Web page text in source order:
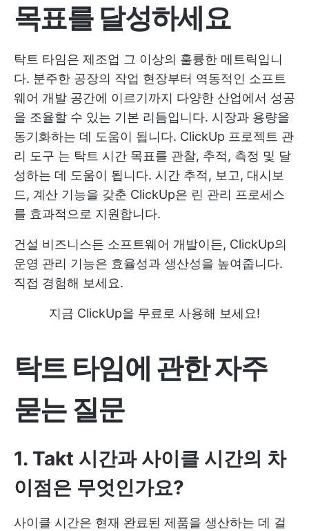
목표를 달성하세요
탁트 타임은 제조업 그 이상의 훌륭한 메트릭입니
다. 분주한 공장의 작업 현장부터 역동적인 소프트
웨어 개발 공간에 이르기까지 다양한 산업에서 성공
을 조율할 수 있는 기본 리듬입니다. 시장과 용량을
동기화하는 데 도움이 됩니다. ClickUp 프로젝트 관
리 도구 는 탁트 시간 목표를 관찰, 추적, 측정 및 달
성하는 데 도움이 됩니다. 시간 추적, 보고, 대시보
드, 계산 기능을 갖춘 ClickUp은 린 관리 프로세스
를 효과적으로 지원합니다.
건설 비즈니스든 소프트웨어 개발이든, ClickUp의
운영 관리 기능은 효율성과 생산성을 높여줍니다.
직접 경험해 보세요.
지금 ClickUp을 무료로 사용해 보세요!
탁트 타임에 관한 자주
묻는 질문
1. Takt 시간과 사이클 시간의 차
이점은 무엇인가요?
사이클 시간은 현재 완료된 제품을 생산하는 데 걸